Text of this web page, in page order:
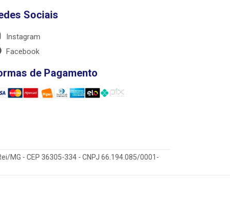
Sociais
Instagram
Facebook
de Pagamento
MG - CEP 36305-334 - CNPJ 66.194.085/0001-